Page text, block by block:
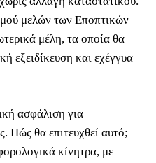
μελών των Εποπτικών
μέλη, τα οποία θα
εξειδίκευση και εχέγγυα
ασφάλιση για
Πώς θα επιτευχθεί αυτό;
κίνητρα, με